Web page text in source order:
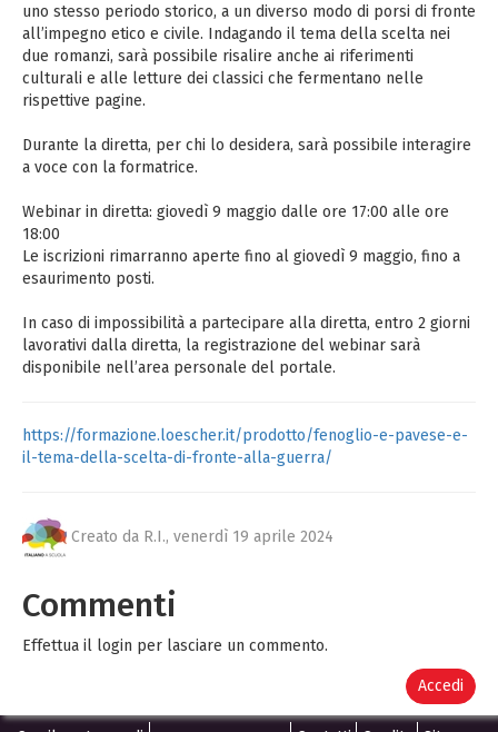
uno stesso periodo storico, a un diverso modo di porsi di fronte
all’impegno etico e civile. Indagando il tema della scelta nei
due romanzi, sarà possibile risalire anche ai riferimenti
culturali e alle letture dei classici che fermentano nelle
rispettive pagine.
Durante la diretta, per chi lo desidera, sarà possibile interagire
a voce con la formatrice.
Webinar in diretta: giovedì 9 maggio dalle ore 17:00 alle ore
18:00
Le iscrizioni rimarranno aperte fino al giovedì 9 maggio, fino a
esaurimento posti.
In caso di impossibilità a partecipare alla diretta, entro 2 giorni
lavorativi dalla diretta, la registrazione del webinar sarà
disponibile nell’area personale del portale.
https://formazione.loescher.it/prodotto/fenoglio-e-pavese-e-
il-tema-della-scelta-di-fronte-alla-guerra/
Creato da R.I., venerdì 19 aprile 2024
Commenti
Effettua il login per lasciare un commento.
Accedi